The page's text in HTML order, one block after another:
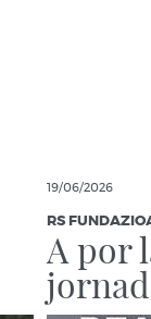
19/06/2026
RS
A por